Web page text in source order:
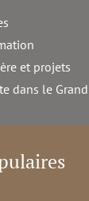
et projets
dans le